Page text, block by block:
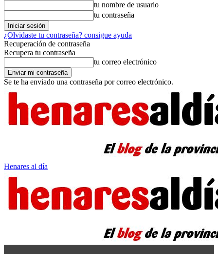
tu nombre de usuario
tu contraseña
¿Olvidaste tu contraseña? consigue ayuda
Recuperación de contraseña
Recupera tu contraseña
tu correo electrónico
Se te ha enviado una contraseña por correo electrónico.
Henares al día